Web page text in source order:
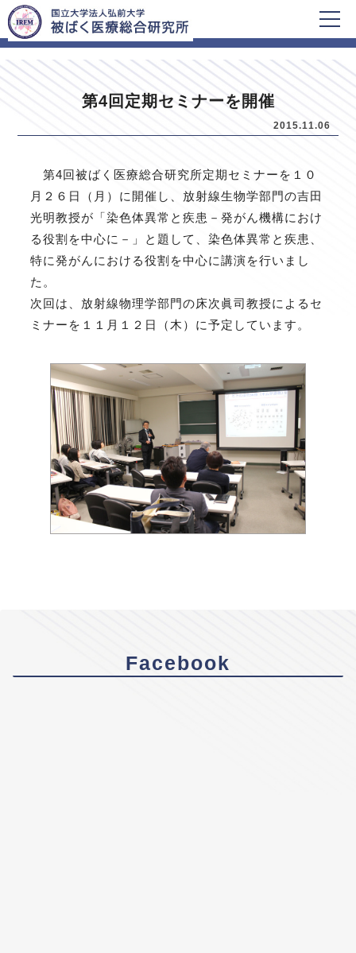
HOME 新着情報
第4回定期セミナーを開催
2015.11.06
第4回被ばく医療総合研究所定期セミナーを１０
月２６日（月）に開催し、放射線生物学部門の吉田
光明教授が「染色体異常と疾患－発がん機構におけ
る役割を中心に－」と題して、染色体異常と疾患、
特に発がんにおける役割を中心に講演を行いまし
た。
次回は、放射線物理学部門の床次眞司教授によるセ
ミナーを１１月１２日（木）に予定しています。
Facebook